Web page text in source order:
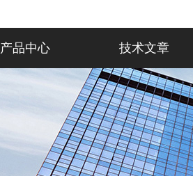
产品中心 技术文章